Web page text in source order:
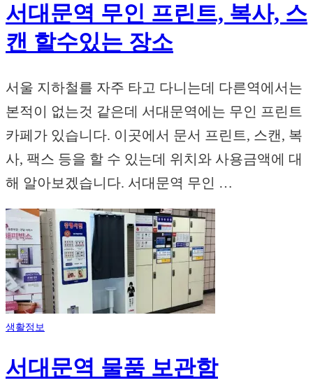
서대문역 무인 프린트, 복사, 스
캔 할수있는 장소
서울 지하철를 자주 타고 다니는데 다른역에서는
본적이 없는것 같은데 서대문역에는 무인 프린트
카페가 있습니다. 이곳에서 문서 프린트, 스캔, 복
사, 팩스 등을 할 수 있는데 위치와 사용금액에 대
해 알아보겠습니다. 서대문역 무인 …
생활정보
서대문역 물품 보관함